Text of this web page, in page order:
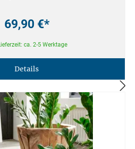
69,90 €*
ca. 2-5 Werktage
Details